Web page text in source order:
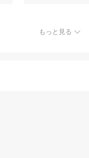
もっと見る